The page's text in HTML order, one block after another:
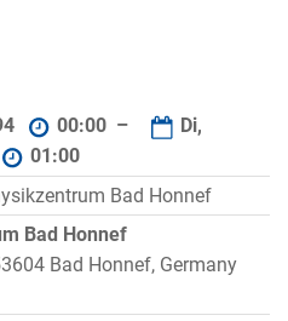
00:00 –
Di,
01:00
Bad Honnef
Bad Honnef
Bad Honnef, Germany